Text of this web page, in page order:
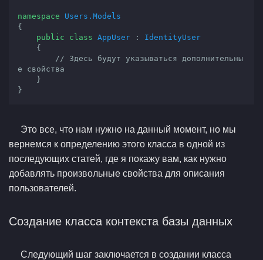
namespace
Users.Models
{
public
class AppUser : IdentityUser
// Здесь будут указываться дополнительны
е свойства
}
Это все, что нам нужно на данный момент, но мы
вернемся к определению этого класса в одной из
последующих статей, где я покажу вам, как нужно
добавлять произвольные свойства для описания
пользователей.
Создание класса контекста базы данных
Следующий шаг заключается в создании класса